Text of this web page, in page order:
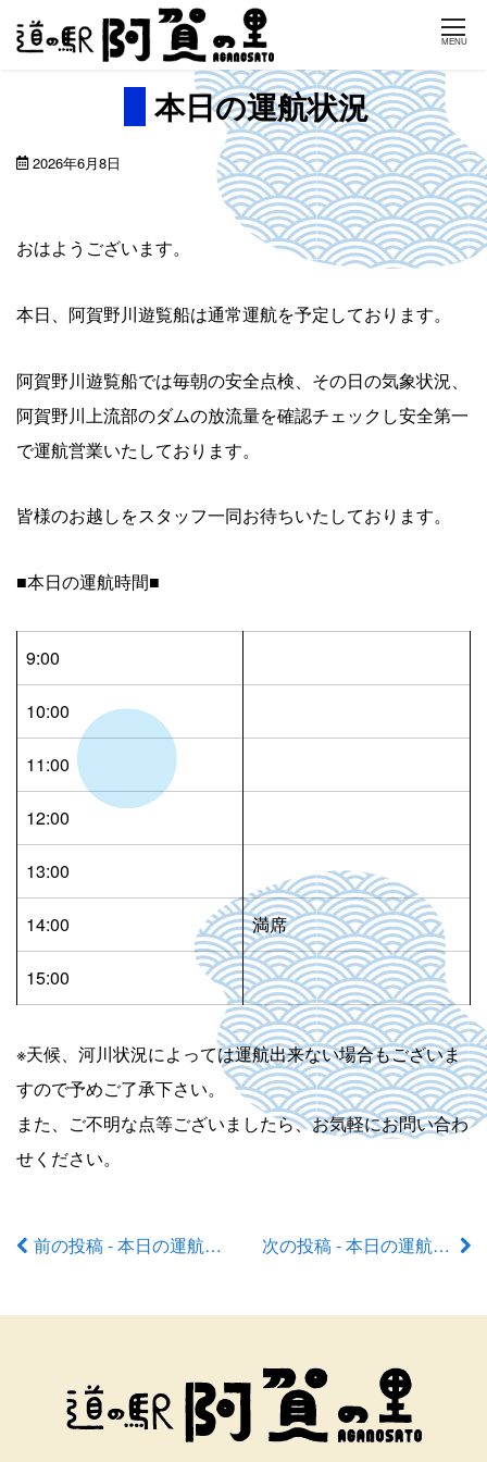
Skip
MENU
本日の運航状況
2026年6月8日
おはようございます。
本日、阿賀野川遊覧船は通常運航を予定しております。
阿賀野川遊覧船では毎朝の安全点検、その日の気象状況、
阿賀野川上流部のダムの放流量を確認チェックし安全第一
で運航営業いたしております。
皆様のお越しをスタッフ一同お待ちいたしております。
■本日の運航時間■
9:00
10:00
11:00
12:00
13:00
14:00 満席
15:00
※天候、河川状況によっては運航出来ない場合もございま
すので予めご了承下さい。
また、ご不明な点等ございましたら、お気軽にお問い合わ
せください。
前前の投稿 - 本日の運航状況 次の投稿 - 本日の運航状況